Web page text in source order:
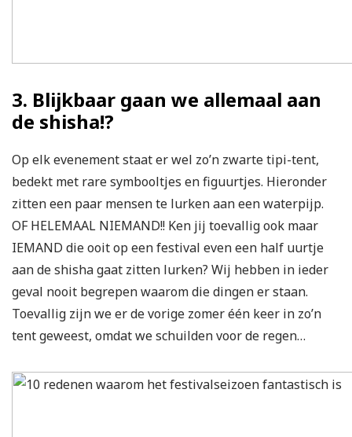
3. Blijkbaar gaan we allemaal aan
de shisha!?
Op elk evenement staat er wel zo’n zwarte tipi-tent,
bedekt met rare symbooltjes en figuurtjes. Hieronder
zitten een paar mensen te lurken aan een waterpijp.
OF HELEMAAL NIEMAND!! Ken jij toevallig ook maar
IEMAND die ooit op een festival even een half uurtje
aan de shisha gaat zitten lurken? Wij hebben in ieder
geval nooit begrepen waarom die dingen er staan.
Toevallig zijn we er de vorige zomer één keer in zo’n
tent geweest, omdat we schuilden voor de regen…